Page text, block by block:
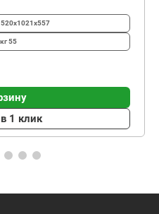
520х1021х557
55
1 клик